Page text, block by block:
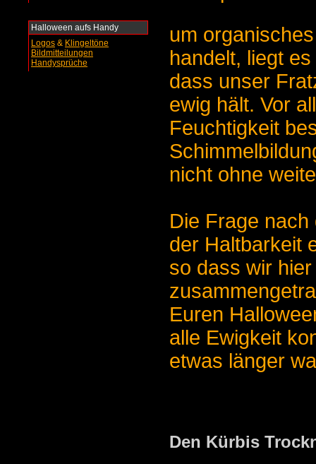
Halloween aufs Handy
Logos & Klingeltöne
Bildmitteilungen
Handysprüche
um
handelt, liegt
dass unser
ewig hält. Vor
Feuchtigkeit
nicht ohne
Die Frage
der Haltbarkeit
so dass wir
Euren
alle Ewigkeit
etwas länger
Den Kürbis